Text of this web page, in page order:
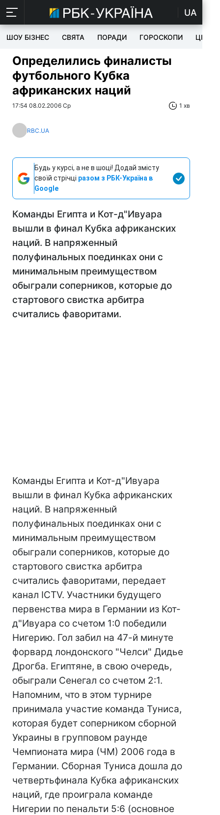
UA
ШОУ БІЗНЕС СВЯТА ПОРАДИ ГОРОСКОПИ ЦІКАВЕ
Определились финалисты
футбольного Кубка
африканских наций
17:54 08.02.2006 Ср 1 хв
RBC.UA
Будь у курсі, а не в шоці! Додай змісту
своїй стрічці разом з РБК-Україна в
Google
Команды Египта и Кот-д"Ивуара
вышли в финал Кубка африканских
наций. В напряженный
полуфинальных поединках они с
минимальным преимуществом
обыграли соперников, которые до
стартового свистка арбитра
считались фаворитами.
Команды Египта и Кот-д"Ивуара
вышли в финал Кубка африканских
наций. В напряженный
полуфинальных поединках они с
минимальным преимуществом
обыграли соперников, которые до
стартового свистка арбитра
считались фаворитами, передает
канал ICTV. Участники будущего
первенства мира в Германии из Кот-
д"Ивуара со счетом 1:0 победили
Нигерию. Гол забил на 47-й минуте
форвард лондонского "Челси" Дидье
Дрогба. Египтяне, в свою очередь,
обыграли Сенегал со счетом 2:1.
Напомним, что в этом турнире
принимала участие команда Туниса,
которая будет соперником сборной
Украины в групповом раунде
Чемпионата мира (ЧМ) 2006 года в
Германии. Сборная Туниса дошла до
четвертьфинала Кубка африканских
наций, где проиграла команде
Нигерии по пенальти 5:6 (основное